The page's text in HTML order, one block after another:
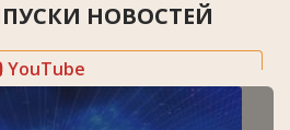
НОВОСТЕЙ
YouTube